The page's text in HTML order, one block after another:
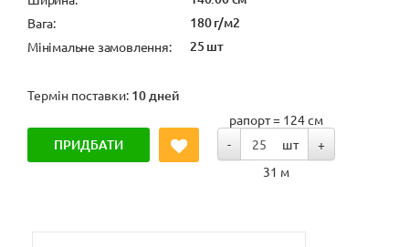
Вага: 180 г/м2
Мінімальне замовлення: 25 шт
Термін поставки: 10 дней
ПРИДБАТИ
рапорт = 124 см
-
шт
+
31 м